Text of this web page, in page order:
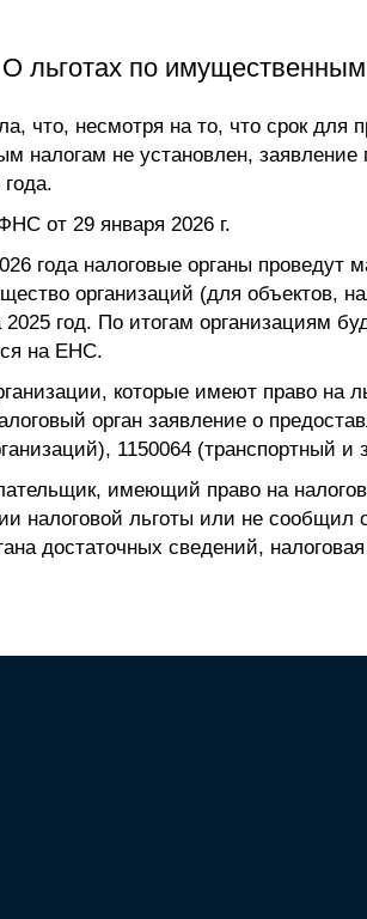
О льготах по
что, несмотря на то, что срок для
налогам не установлен, заявление
от 29 января 2026 г.
года налоговые органы проведут
организаций (для объектов,
2025 год. По итогам организациям
на ЕНС.
которые имеют право
орган заявление о
1150064 (транспортный и
имеющий право на
налоговой льготы или не сообщил
достаточных сведений,